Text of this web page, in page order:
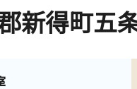
新得町五